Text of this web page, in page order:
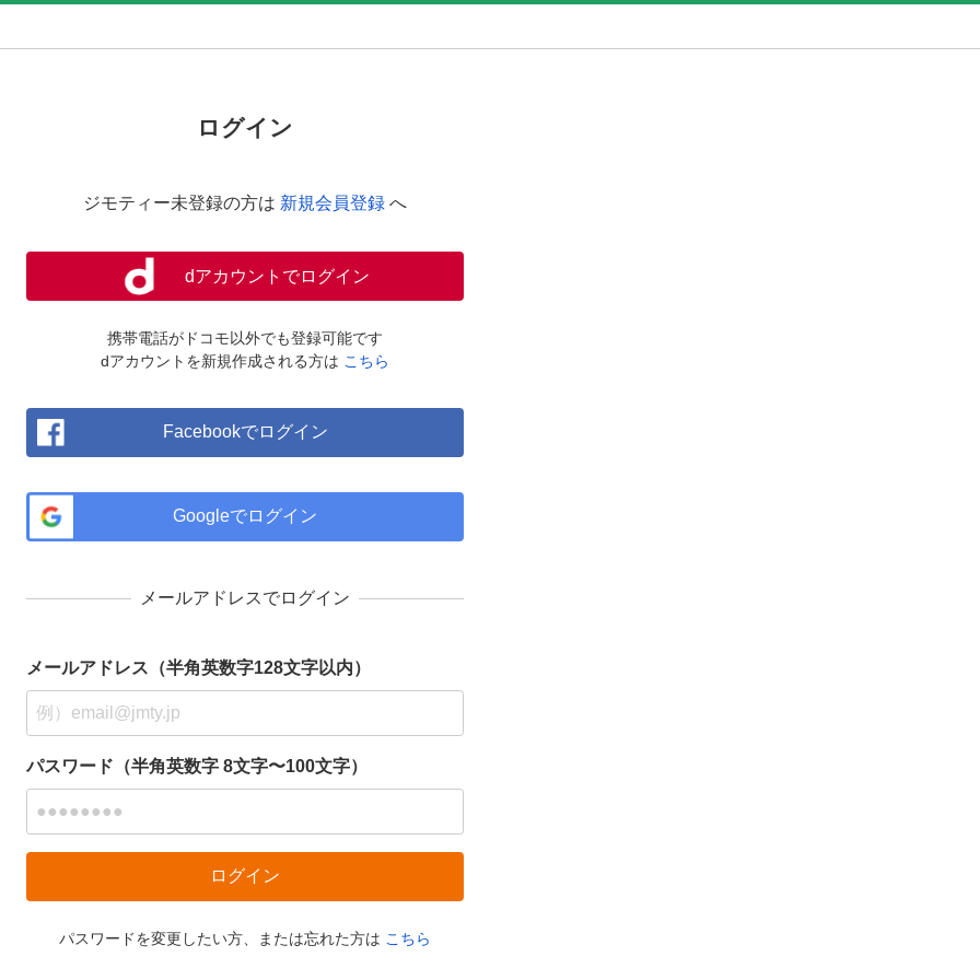
ログイン
ジモティー未登録の方は 新規会員登録 へ
dアカウントでログイン
携帯電話がドコモ以外でも登録可能です
dアカウントを新規作成される方は こちら
Facebookでログイン
Googleでログイン
メールアドレスでログイン
メールアドレス（半角英数字128文字以内）
パスワード（半角英数字 8文字〜100文字）
パスワードを変更したい方、または忘れた方は こちら